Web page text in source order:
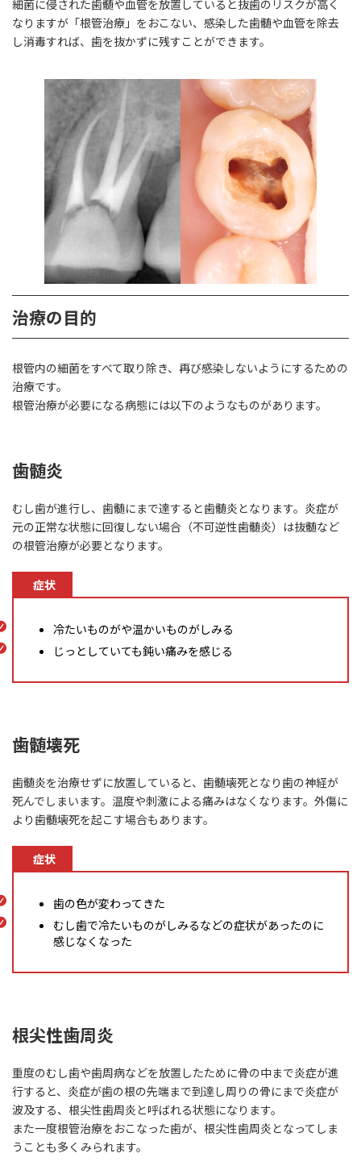
細菌に侵された歯髄や血管を放置していると抜歯のリスクが高く
なりますが「根管治療」をおこない、感染した歯髄や血管を除去
し消毒すれば、歯を抜かずに残すことができます。
治療の目的
根管内の細菌をすべて取り除き、再び感染しないようにするための
治療です。
根管治療が必要になる病態には以下のようなものがあります。
歯髄炎
むし歯が進行し、歯髄にまで達すると歯髄炎となります。炎症が
元の正常な状態に回復しない場合（不可逆性歯髄炎）は抜髄など
の根管治療が必要となります。
症状
冷たいものがや温かいものがしみる
じっとしていても鈍い痛みを感じる
歯髄壊死
歯髄炎を治療せずに放置していると、歯髄壊死となり歯の神経が
死んでしまいます。温度や刺激による痛みはなくなります。外傷に
より歯髄壊死を起こす場合もあります。
症状
歯の色が変わってきた
むし歯で冷たいものがしみるなどの症状があったのに
感じなくなった
根尖性歯周炎
重度のむし歯や歯周病などを放置したために骨の中まで炎症が進
行すると、炎症が歯の根の先端まで到達し周りの骨にまで炎症が
波及する、根尖性歯周炎と呼ばれる状態になります。
また一度根管治療をおこなった歯が、根尖性歯周炎となってしま
うことも多くみられます。